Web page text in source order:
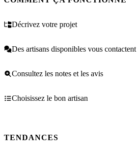
Décrivez votre projet
Des artisans disponibles vous contactent
Consultez les notes et les avis
Choisissez le bon artisan
TENDANCES